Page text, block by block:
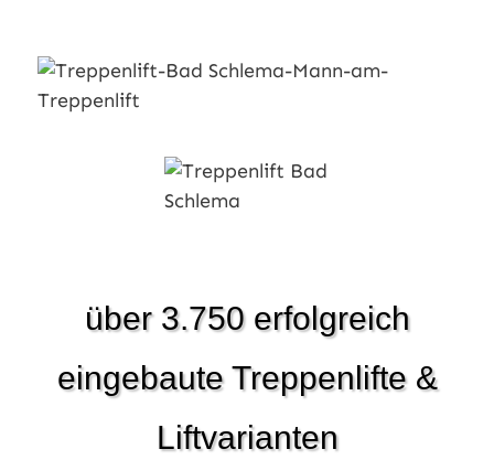
über 3.750 erfolgreich
eingebaute Treppenlifte &
Liftvarianten